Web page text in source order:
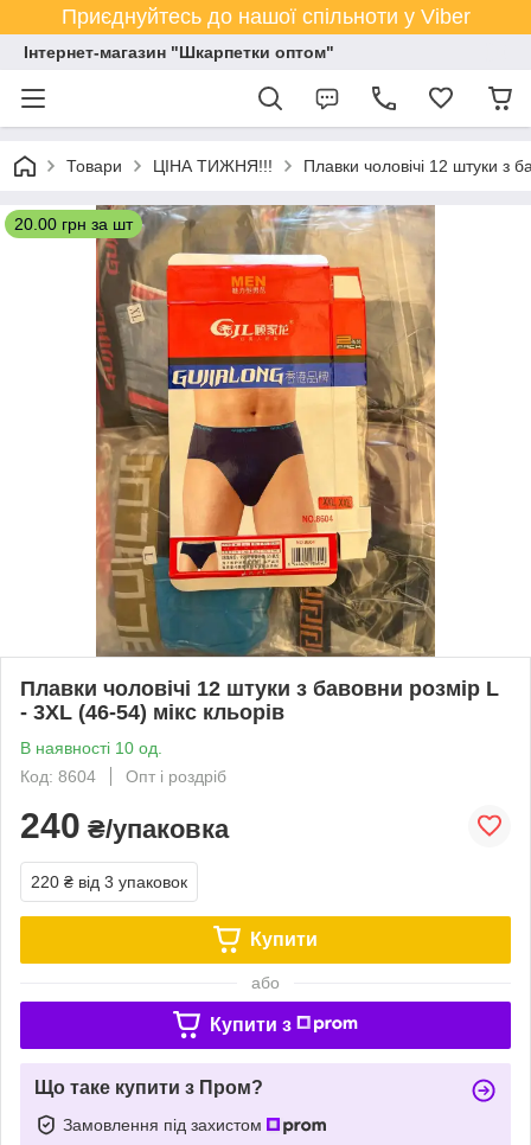
Приєднуйтесь до нашої спільноти у Viber
Інтернет-магазин "Шкарпетки оптом"
Товари ЦІНА ТИЖНЯ!!! Плавки чоловічі 12 штуки з
20.00 грн за шт
Плавки чоловічі 12 штуки з бавовни розмір L
- 3XL (46-54) мікс кльорів
В наявності 10 од.
Код: 8604
Опт і роздріб
240 ₴/упаковка
220 ₴ від 3 упаковок
Купити
або
Купити з
Що таке купити з Пром?
Замовлення під захистом